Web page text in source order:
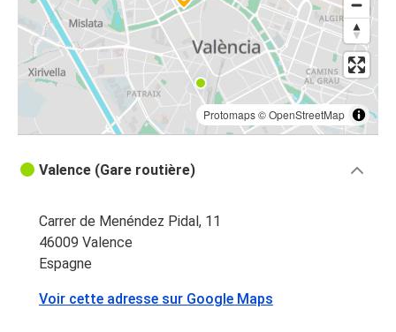
Protomaps©OpenStreetMap
Valence (Gare routière)
Carrer de Menéndez Pidal, 11
46009 Valence
Espagne
Voir cette adresse sur Google Maps